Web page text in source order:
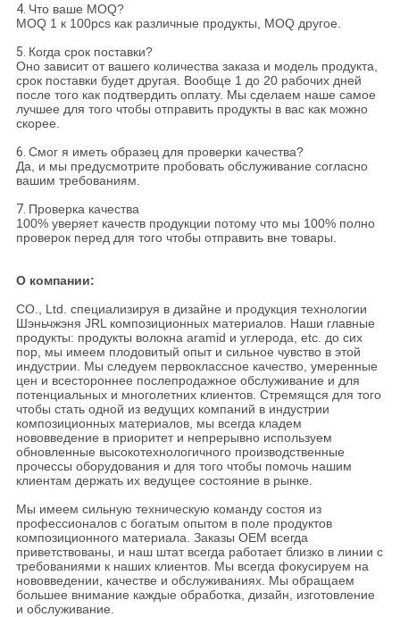
4. Что ваше MOQ?
MOQ 1 к 100pcs как различные продукты, MOQ другое.
5. Когда срок поставки?
Оно зависит от вашего количества заказа и модель продукта,
срок поставки будет другая. Вообще 1 до 20 рабочих дней
после того как подтвердить оплату. Мы сделаем наше самое
лучшее для того чтобы отправить продукты в вас как можно
скорее.
6. Смог я иметь образец для проверки качества?
Да, и мы предусмотрите пробовать обслуживание согласно
вашим требованиям.
7. Проверка качества
100% уверяет качеств продукции потому что мы 100% полно
проверок перед для того чтобы отправить вне товары.
О компании:
CO., Ltd. специализируя в дизайне и продукция технологии
Шэньчжэня JRL композиционных материалов. Наши главные
продукты: продукты волокна aramid и углерода, etc. до сих
пор, мы имеем плодовитый опыт и сильное чувство в этой
индустрии. Мы следуем первоклассное качество, умеренные
цен и всестороннее послепродажное обслуживание и для
потенциальных и многолетних клиентов. Стремящся для того
чтобы стать одной из ведущих компаний в индустрии
композиционных материалов, мы всегда кладем
нововведение в приоритет и непрерывно используем
обновленные высокотехнологичного производственные
прочессы оборудования и для того чтобы помочь нашим
клиентам держать их ведущее состояние в рынке.
Мы имеем сильную техническую команду состоя из
профессионалов с богатым опытом в поле продуктов
композиционного материала. Заказы OEM всегда
приветствованы, и наш штат всегда работает близко в линии с
требованиями к наших клиентов. Мы всегда фокусируем на
нововведении, качестве и обслуживаниях. Мы обращаем
большее внимание каждые обработка, дизайн, изготовление
и обслуживание.